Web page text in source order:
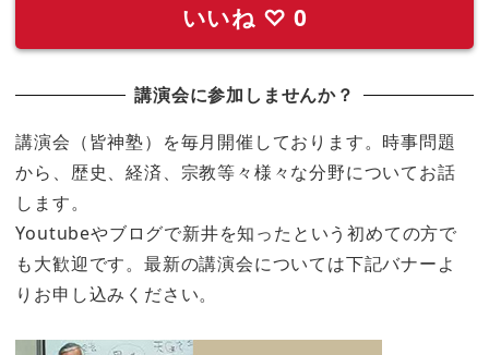
いいね ♡ 0
講演会に参加しませんか？
講演会（皆神塾）を毎月開催しております。時事問題
から、歴史、経済、宗教等々様々な分野についてお話
します。
Youtubeやブログで新井を知ったという初めての方で
も大歓迎です。最新の講演会については下記バナーよ
りお申し込みください。